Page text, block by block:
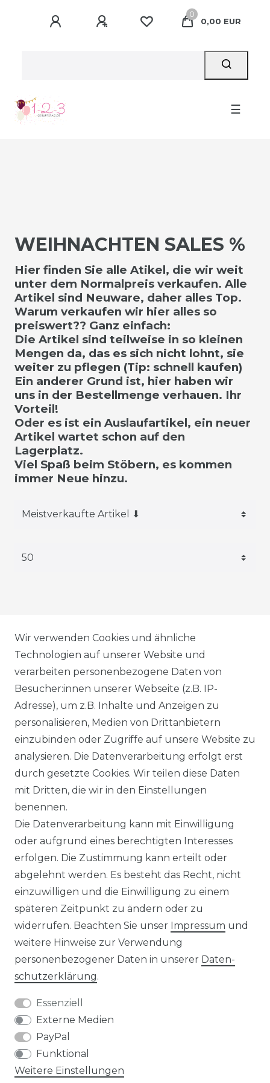
0
0,00 EUR
☰
WEIHNACHTEN SALES %
Hier finden Sie alle Atikel, die wir weit
unter dem Normalpreis verkaufen. Alle
Artikel sind Neuware, daher alles Top.
Warum verkaufen wir hier alles so
preiswert?? Ganz einfach:
Die Artikel sind teilweise in so kleinen
Mengen da, das es sich nicht lohnt, sie
weiter zu pflegen (Tip: schnell kaufen)
Ein anderer Grund ist, hier haben wir
uns in der Bestellmenge verhauen. Ihr
Vorteil!
Oder es ist ein Auslaufartikel, ein neuer
Artikel wartet schon auf den
Lagerplatz.
Viel Spaß beim Stöbern, es kommen
immer Neue hinzu.
AGB
DATENSCHUTZERKLÄRUNG
WIDERRUFSRECHT
IMPRESSUM
KONTAKT
Unsere Zahlungsmöglichkeiten
Wir versenden mit
Wir verwenden Cookies und ähnliche
Technologien auf unserer Website und
verarbeiten personenbezogene Daten von
Besucher:innen unserer Webseite (z.B. IP-
Adresse), um z.B. Inhalte und Anzeigen zu
personalisieren, Medien von Drittanbietern
einzubinden oder Zugriffe auf unsere Website zu
analysieren. Die Datenverarbeitung erfolgt erst
durch gesetzte Cookies. Wir teilen diese Daten
mit Dritten, die wir in den Einstellungen
benennen.
Die Datenverarbeitung kann mit Einwilligung
oder aufgrund eines berechtigten Interesses
erfolgen. Die Zustimmung kann erteilt oder
abgelehnt werden. Es besteht das Recht, nicht
einzuwilligen und die Einwilligung zu einem
späteren Zeitpunkt zu ändern oder zu
widerrufen. Beachten Sie unser Impressum und
weitere Hinweise zur Verwendung
personenbezogener Daten in unserer Daten­
schutz­erklärung.
Essenziell
Externe Medien
PayPal
Funktional
Weitere Einstellungen